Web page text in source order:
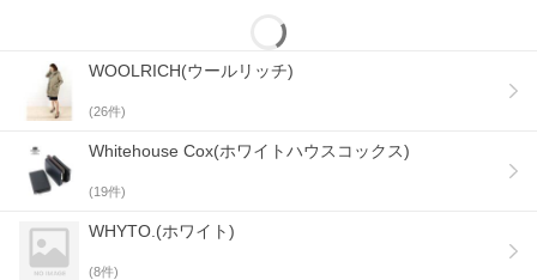
WOOLRICH(ウールリッチ)
(26件)
Whitehouse Cox(ホワイトハウスコックス)
(19件)
WHYTO.(ホワイト)
(8件)